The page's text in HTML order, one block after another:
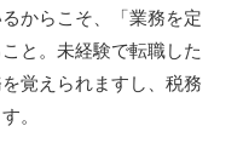
からこそ、「業務を定
と。未経験で転職した
覚えられますし、税務
。